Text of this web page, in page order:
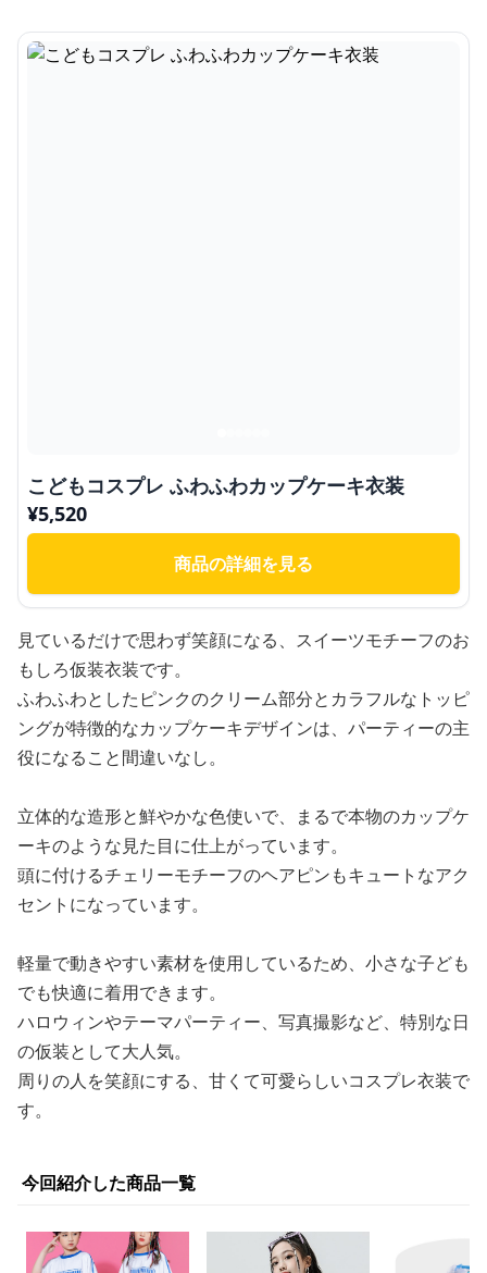
こどもコスプレ ふわふわカップケーキ衣装
¥5,520
商品の詳細を見る
見ているだけで思わず笑顔になる、スイーツモチーフのお
もしろ仮装衣装です。
ふわふわとしたピンクのクリーム部分とカラフルなトッピ
ングが特徴的なカップケーキデザインは、パーティーの主
役になること間違いなし。
立体的な造形と鮮やかな色使いで、まるで本物のカップケ
ーキのような見た目に仕上がっています。
頭に付けるチェリーモチーフのヘアピンもキュートなアク
セントになっています。
軽量で動きやすい素材を使用しているため、小さな子ども
でも快適に着用できます。
ハロウィンやテーマパーティー、写真撮影など、特別な日
の仮装として大人気。
周りの人を笑顔にする、甘くて可愛らしいコスプレ衣装で
す。
今回紹介した商品一覧